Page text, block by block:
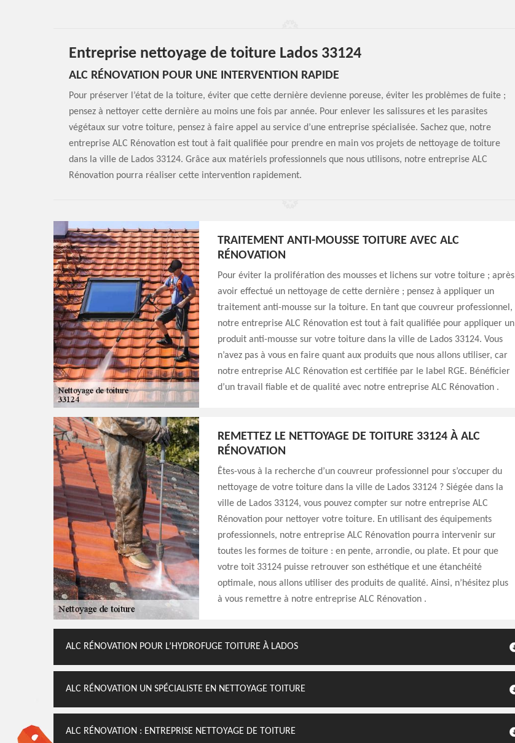
Entreprise nettoyage de toiture Lados 33124
ALC RÉNOVATION POUR UNE INTERVENTION RAPIDE
Pour préserver l’état de la toiture, éviter que cette dernière devienne poreuse, éviter les problèmes de fuite ;
pensez à nettoyer cette dernière au moins une fois par année. Pour enlever les salissures et les parasites
végétaux sur votre toiture, pensez à faire appel au service d’une entreprise spécialisée. Sachez que, notre
entreprise ALC Rénovation est tout à fait qualifiée pour prendre en main vos projets de nettoyage de toiture
dans la ville de Lados 33124. Grâce aux matériels professionnels que nous utilisons, notre entreprise ALC
Rénovation pourra réaliser cette intervention rapidement.
TRAITEMENT ANTI-MOUSSE TOITURE AVEC ALC
RÉNOVATION
Pour éviter la prolifération des mousses et lichens sur votre toiture ; après
avoir effectué un nettoyage de cette dernière ; pensez à appliquer un
traitement anti-mousse sur la toiture. En tant que couvreur professionnel,
notre entreprise ALC Rénovation est tout à fait qualifiée pour appliquer un
produit anti-mousse sur votre toiture dans la ville de Lados 33124. Vous
n’avez pas à vous en faire quant aux produits que nous allons utiliser, car
notre entreprise ALC Rénovation est certifiée par le label RGE. Bénéficier
d’un travail fiable et de qualité avec notre entreprise ALC Rénovation .
REMETTEZ LE NETTOYAGE DE TOITURE 33124 À ALC
RÉNOVATION
Êtes-vous à la recherche d’un couvreur professionnel pour s’occuper du
nettoyage de votre toiture dans la ville de Lados 33124 ? Siégée dans la
ville de Lados 33124, vous pouvez compter sur notre entreprise ALC
Rénovation pour nettoyer votre toiture. En utilisant des équipements
professionnels, notre entreprise ALC Rénovation pourra intervenir sur
toutes les formes de toiture : en pente, arrondie, ou plate. Et pour que
votre toit 33124 puisse retrouver son esthétique et une étanchéité
optimale, nous allons utiliser des produits de qualité. Ainsi, n’hésitez plus
à vous remettre à notre entreprise ALC Rénovation .
ALC RÉNOVATION POUR L’HYDROFUGE TOITURE À LADOS
ALC RÉNOVATION UN SPÉCIALISTE EN NETTOYAGE TOITURE
ALC RÉNOVATION : ENTREPRISE NETTOYAGE DE TOITURE